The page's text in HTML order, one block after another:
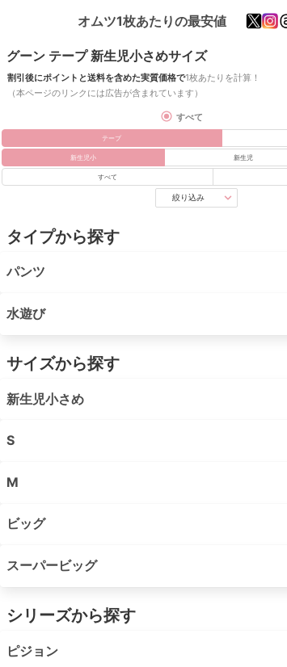
オムツ1枚あたりの最安値
グーン テープ 新生児小さめサイズ
割引後にポイントと送料を含めた実質価格で1枚あたりを計算！
（本ページのリンクには広告が含まれています）
すべて
テープ
新生児小 新生児
すべて
絞り込み
タイプから探す
パンツ
水遊び
サイズから探す
新生児小さめ
S
M
ビッグ
スーパービッグ
シリーズから探す
ピジョン